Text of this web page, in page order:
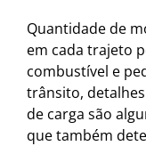
Quantidade de
em cada trajeto
combustível e
trânsito,
de carga são
que também